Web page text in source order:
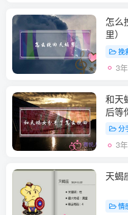
怎么
里）
挽
3
和天
后等
分
3
天蝎
情